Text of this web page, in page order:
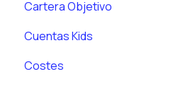
Cartera Objetivo
Cuentas Kids
Costes